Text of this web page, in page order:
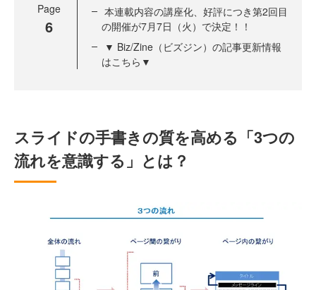
Page
6
本連載内容の講座化、好評につき第2回目
の開催が7月7日（火）で決定！！
▼ Biz/Zine（ビズジン）の記事更新情報
はこちら▼
スライドの手書きの質を高める「3つの
流れを意識する」とは？